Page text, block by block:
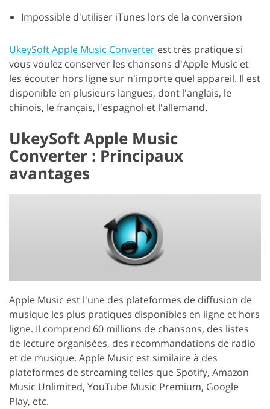
Impossible d'utiliser iTunes lors de la conversion
UkeySoft Apple Music Converter est très pratique si
vous voulez conserver les chansons d'Apple Music et
les écouter hors ligne sur n'importe quel appareil. Il est
disponible en plusieurs langues, dont l'anglais, le
chinois, le français, l'espagnol et l'allemand.
UkeySoft Apple Music
Converter : Principaux
avantages
Apple Music est l'une des plateformes de diffusion de
musique les plus pratiques disponibles en ligne et hors
ligne. Il comprend 60 millions de chansons, des listes
de lecture organisées, des recommandations de radio
et de musique. Apple Music est similaire à des
plateformes de streaming telles que Spotify, Amazon
Music Unlimited, YouTube Music Premium, Google
Play, etc.